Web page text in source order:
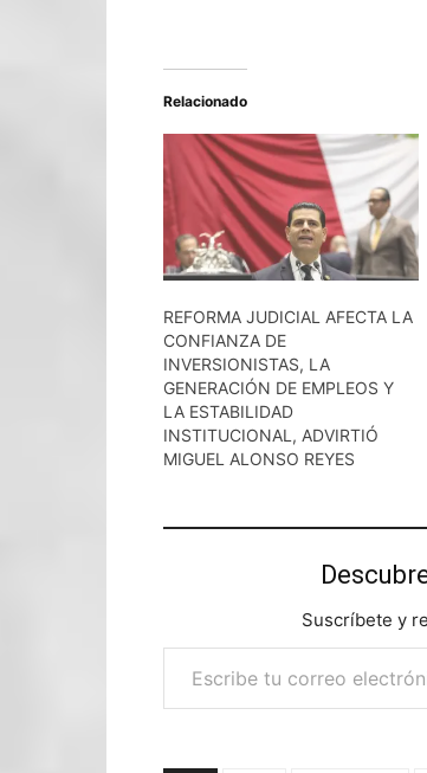
Relacionado
REFORMA JUDICIAL AFECTA LA
CONFIANZA DE
INVERSIONISTAS, LA
GENERACIÓN DE EMPLEOS Y
LA ESTABILIDAD
INSTITUCIONAL, ADVIRTIÓ
MIGUEL ALONSO REYES
Suscríbete y
Escribe tu correo electrónico…